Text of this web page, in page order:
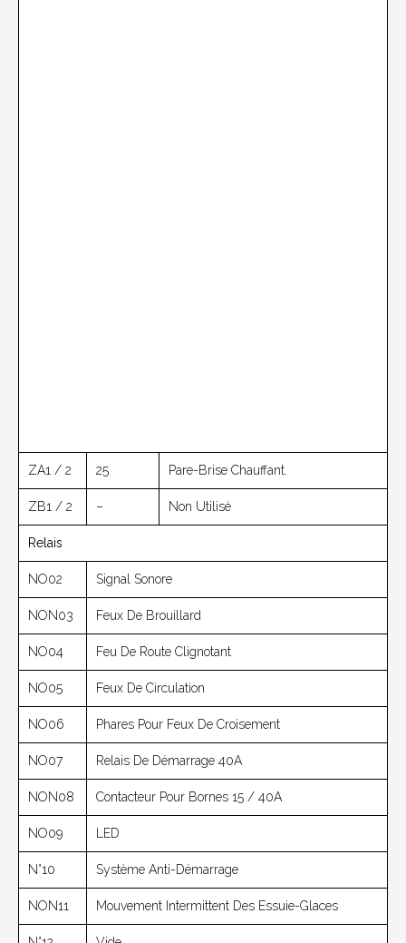
ZA1 / 2 25 Pare-Brise Chauffant.
ZB1 / 2 – Non Utilisé
Relais
NO02 Signal Sonore
NON03 Feux De Brouillard
NO04 Feu De Route Clignotant
NO05 Feux De Circulation
NO06 Phares Pour Feux De Croisement
NO07 Relais De Démarrage 40A
NON08 Contacteur Pour Bornes 15 / 40A
NO09 LED
N°10 Système Anti-Démarrage
NON11 Mouvement Intermittent Des Essuie-Glaces